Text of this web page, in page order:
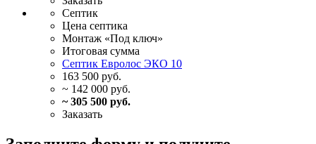
Септик
Цена септика
Монтаж «Под ключ»
Итоговая сумма
Септик Евролос ЭКО 10
163 500 руб.
~ 142 000 руб.
~ 305 500 руб.
Заказать